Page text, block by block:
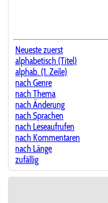
Neueste zuerst
alphabetisch (Titel)
alphab. (1. Zeile)
nach Genre
nach Thema
nach Änderung
nach Sprachen
nach Leseaufrufen
nach Kommentaren
nach Länge
zufällig